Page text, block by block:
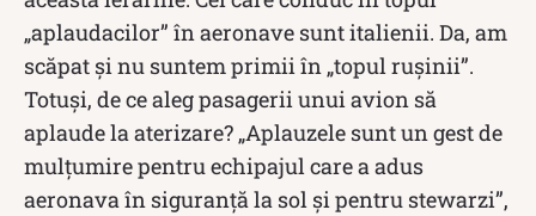
„aplaudacilor” în aeronave sunt italienii. Da, am
scăpat și nu suntem primii în „topul rușinii”.
Totuși, de ce aleg pasagerii unui avion să
aplaude la aterizare? „Aplauzele sunt un gest de
mulțumire pentru echipajul care a adus
aeronava în siguranță la sol și pentru stewarzi”,